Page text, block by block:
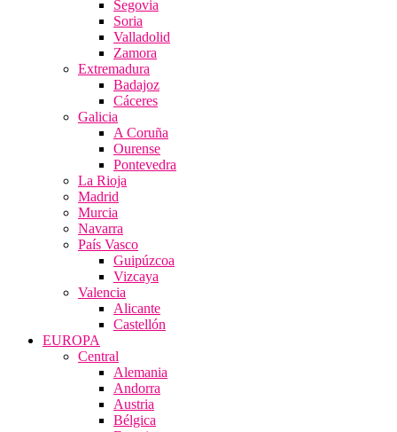
Segovia
Soria
Valladolid
Zamora
Extremadura
Badajoz
Cáceres
Galicia
A Coruña
Ourense
Pontevedra
La Rioja
Madrid
Murcia
Navarra
País Vasco
Guipúzcoa
Vizcaya
Valencia
Alicante
Castellón
EUROPA
Central
Alemania
Andorra
Austria
Bélgica